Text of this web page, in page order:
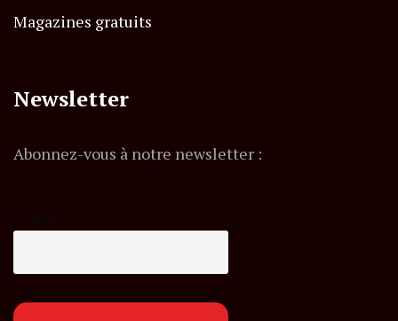
Magazines gratuits
Newsletter
Abonnez-vous à notre newsletter :